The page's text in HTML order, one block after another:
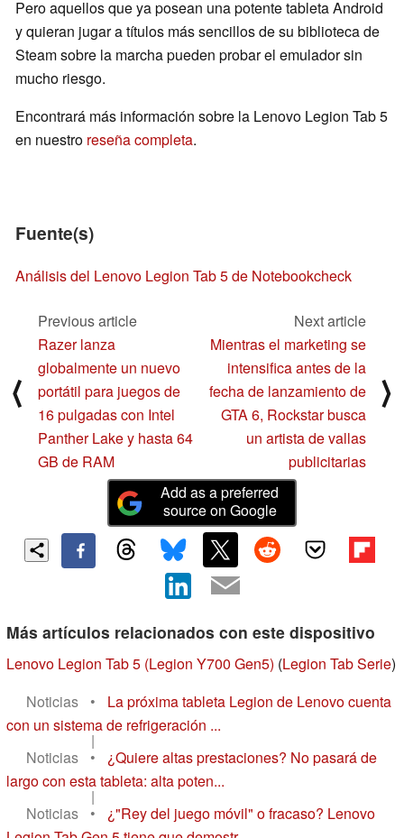
Pero aquellos que ya posean una potente tableta Android
y quieran jugar a títulos más sencillos de su biblioteca de
Steam sobre la marcha pueden probar el emulador sin
mucho riesgo.
Encontrará más información sobre la Lenovo Legion Tab 5
en nuestro reseña completa.
Fuente(s)
Análisis del Lenovo Legion Tab 5 de Notebookcheck
⟨
Previous article
Razer lanza
globalmente un nuevo
portátil para juegos de
16 pulgadas con Intel
Panther Lake y hasta 64
GB de RAM
Next article
Mientras el marketing se
intensifica antes de la
fecha de lanzamiento de
GTA 6, Rockstar busca
un artista de vallas
publicitarias
⟩
Add as a preferred
source on Google
Más artículos relacionados con este dispositivo
Lenovo Legion Tab 5 (Legion Y700 Gen5) (Legion Tab Serie)
Noticias
•
La próxima tableta Legion de Lenovo cuenta
con un sistema de refrigeración ...
|
Noticias
•
¿Quiere altas prestaciones? No pasará de
largo con esta tableta: alta poten...
|
Noticias
•
¿"Rey del juego móvil" o fracaso? Lenovo